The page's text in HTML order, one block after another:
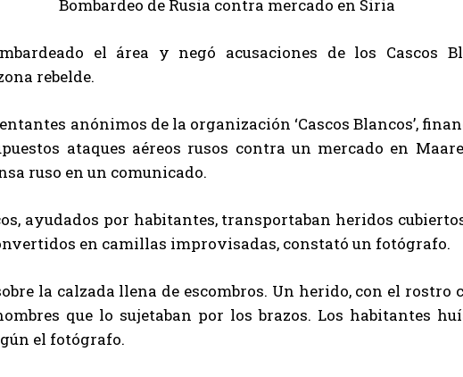
el área y negó acusaciones de los Cascos
rebelde.
anónimos de la organización ‘Cascos Blancos’,
ataques aéreos rusos contra un mercado en
ruso en un comunicado.
ayudados por habitantes, transportaban heridos
en camillas improvisadas, constató un fotógrafo.
la calzada llena de escombros. Un herido, con el rostro
que lo sujetaban por los brazos. Los habitantes
el fotógrafo.